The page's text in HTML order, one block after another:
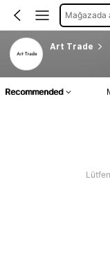
Mağazada
Art Trade
Recommended